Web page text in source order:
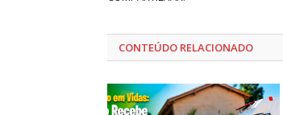
CONTEÚDO RELACIONADO